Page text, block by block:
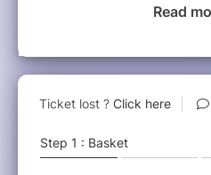
Lieu de départ et de
Bourse, 76 000 Rouen
Durée: 1 journée
Que tu sois Erasmus, en
Français ou
Read